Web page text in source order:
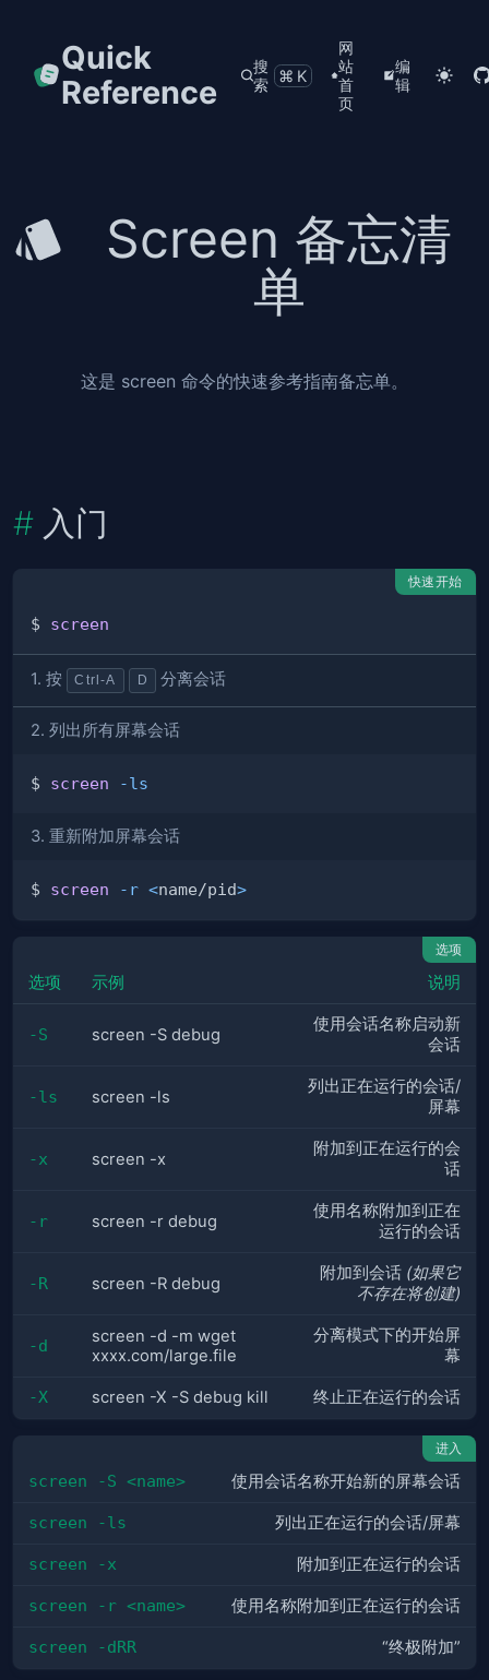
Quick
Reference
搜
索
⌘K
网
站
首
页
编
辑
Screen 备忘清
单
这是 screen 命令的快速参考指南备忘单。
入门
快速开始
$ screen
1. 按 Ctrl-A D 分离会话
2. 列出所有屏幕会话
$ screen -ls
3. 重新附加屏幕会话
$ screen -r <name/pid>
选项
选项 示例 说明
-S screen -S debug
使用会话名称启动新
会话
-ls screen -ls
列出正在运行的会话/
屏幕
-x screen -x
附加到正在运行的会
话
-r screen -r debug
使用名称附加到正在
运行的会话
-R screen -R debug
附加到会话 (如果它
不存在将创建)
-d
screen -d -m wget
xxxx.com/large.file
分离模式下的开始屏
幕
-X screen -X -S debug kill 终止正在运行的会话
进入
screen -S <name> 使用会话名称开始新的屏幕会话
screen -ls 列出正在运行的会话/屏幕
screen -x 附加到正在运行的会话
screen -r <name> 使用名称附加到正在运行的会话
screen -dRR “终极附加”